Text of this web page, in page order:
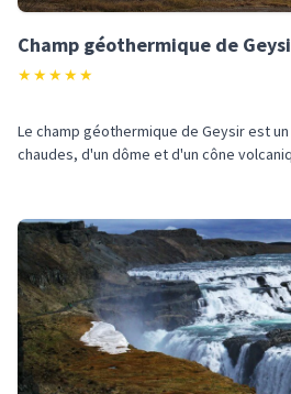
Champ géothermique de
★★★★★
Le champ géothermique de Geysir est
chaudes, d'un dôme et d'un cône